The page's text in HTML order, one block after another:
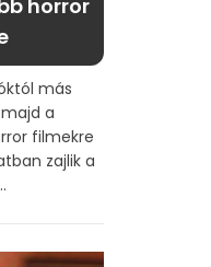
horror
más
a
filmekre
zajlik a